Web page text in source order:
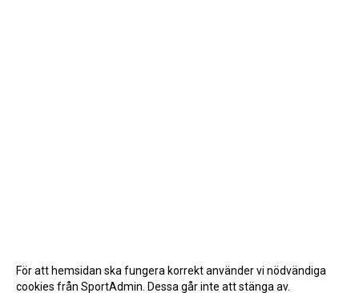
För att hemsidan ska fungera korrekt använder vi nödvändiga
cookies från SportAdmin. Dessa går inte att stänga av.